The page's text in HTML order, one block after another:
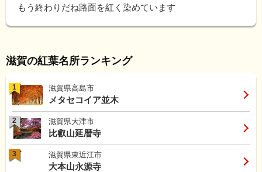
もう終わりだね路面を紅く染めています
滋賀の紅葉名所ランキング
1 滋賀県高島市
メタセコイア並木
2 滋賀県大津市
比叡山延暦寺
3 滋賀県東近江市
大本山永源寺